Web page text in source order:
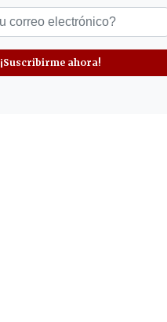
¡Suscribirme ahora!